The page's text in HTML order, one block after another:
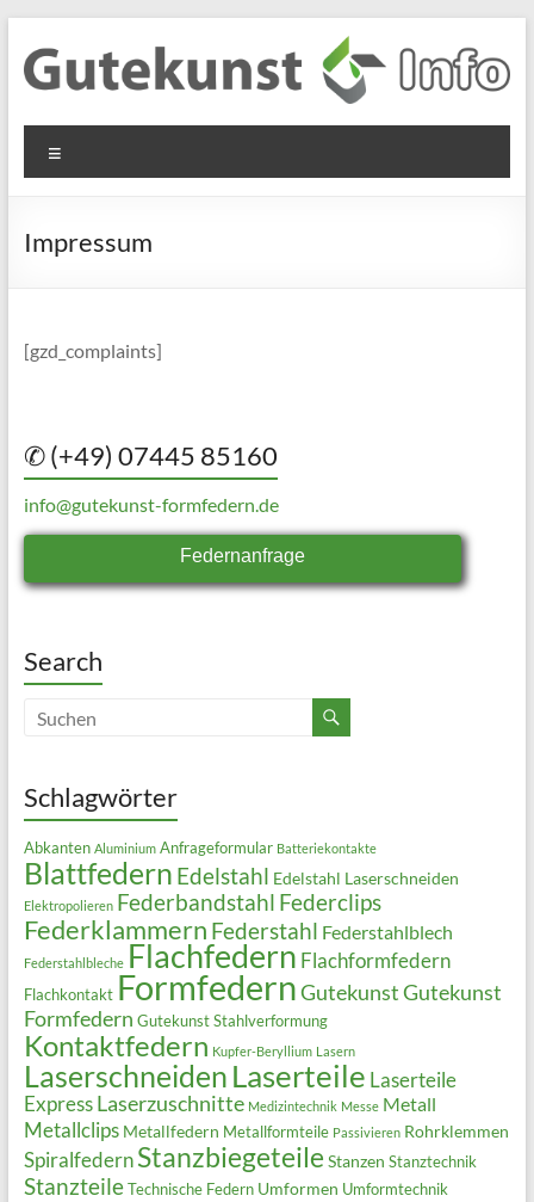
Inhalt
springen
Gutekunst
Formfedern
GmbH
Informationen
Flachmaterial
Impressum
[gzd_complaints]
✆ (+49) 07445 85160
info@gutekunst-formfedern.de
Federnanfrage
Search
Schlagwörter
Abkanten Aluminium Anfrageformular Batteriekontakte
Blattfedern Edelstahl Edelstahl Laserschneiden
Elektropolieren Federbandstahl Federclips
Federklammern Federstahl Federstahlblech
Federstahlbleche Flachfedern Flachformfedern
Flachkontakt FormfedernGutekunstGutekunst
Formfedern Gutekunst Stahlverformung
Kontaktfedern Kupfer-Beryllium Lasern
Laserschneiden Laserteile Laserteile
Express Laserzuschnitte Medizintechnik Messe Metall
Metallclips Metallfedern Metallformteile Passivieren Rohrklemmen
Spiralfedern Stanzbiegeteile Stanzen Stanztechnik
Stanzteile Technische Federn Umformen Umformtechnik